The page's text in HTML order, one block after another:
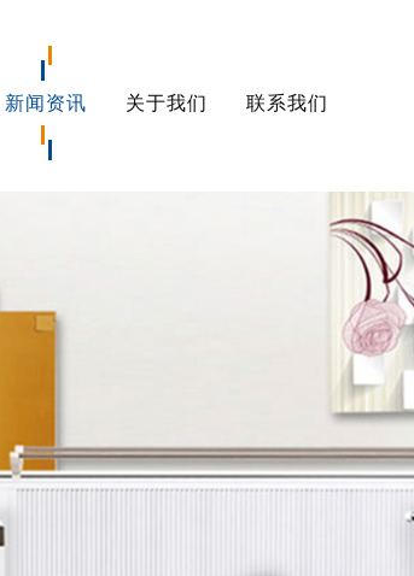
新闻资讯 关于我们 联系我们